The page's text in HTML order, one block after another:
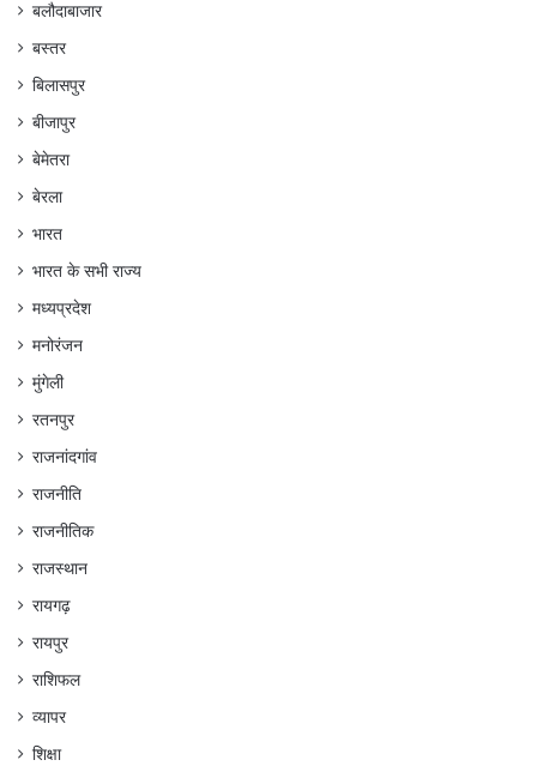
बलौदाबाजार
बस्तर
बिलासपुर
बीजापुर
बेमेतरा
बेरला
भारत
भारत के सभी राज्य
मध्यप्रदेश
मनोरंजन
मुंगेली
रतनपुर
राजनांदगांव
राजनीति
राजनीतिक
राजस्थान
रायगढ़
रायपुर
राशिफल
व्यापर
शिक्षा